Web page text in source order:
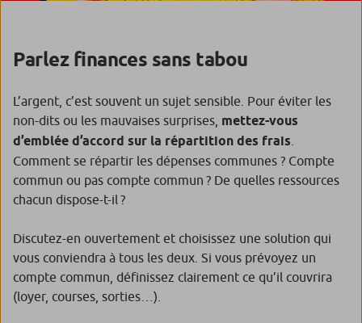
Parlez finances sans tabou
L’argent, c’est souvent un sujet sensible. Pour éviter les
non-dits ou les mauvaises surprises, mettez-vous
d’emblée d’accord sur la répartition des frais
Comment se répartir les dépenses communes ? Compte
commun ou pas compte commun ? De quelles ressources
chacun dispose-t-il ?
Discutez-en ouvertement et choisissez une solution qui
vous conviendra à tous les deux. Si vous prévoyez un
compte commun, définissez clairement ce qu’il couvrira
(loyer, courses, sorties…).